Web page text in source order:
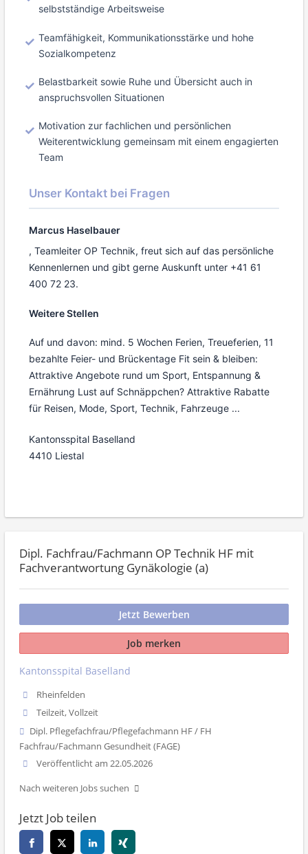
selbstständige Arbeitsweise
Teamfähigkeit, Kommunikationsstärke und hohe
Sozialkompetenz
Belastbarkeit sowie Ruhe und Übersicht auch in
anspruchsvollen Situationen
Motivation zur fachlichen und persönlichen
Weiterentwicklung gemeinsam mit einem engagierten
Team
Unser Kontakt bei Fragen
Marcus Haselbauer
, Teamleiter OP Technik, freut sich auf das persönliche
Kennenlernen und gibt gerne Auskunft unter +41 61
400 72 23.
Weitere Stellen
Auf und davon: mind. 5 Wochen Ferien, Treueferien, 11
bezahlte Feier- und Brückentage Fit sein & bleiben:
Attraktive Angebote rund um Sport, Entspannung &
Ernährung Lust auf Schnäppchen? Attraktive Rabatte
für Reisen, Mode, Sport, Technik, Fahrzeuge ...
Kantonsspital Baselland
4410 Liestal
Dipl. Fachfrau/Fachmann OP Technik HF mit
Fachverantwortung Gynäkologie (a)
Jetzt Bewerben
Job merken
Kantonsspital Baselland
Rheinfelden
Teilzeit, Vollzeit
Dipl. Pflegefachfrau/Pflegefachmann HF / FH
Fachfrau/Fachmann Gesundheit (FAGE)
Veröffentlicht am 22.05.2026
Nach weiteren Jobs suchen
Jetzt Job teilen